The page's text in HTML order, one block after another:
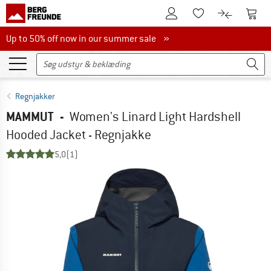
Til kundekontoenTil huskesedlen.
Til Til
Up to 50% off now in our summer sale
Up to 50% off now in our summer sale »
Regnjakker
MAMMUT - Women's Linard Light Hardshell
Hooded Jacket - Regnjakke
5,0(1)